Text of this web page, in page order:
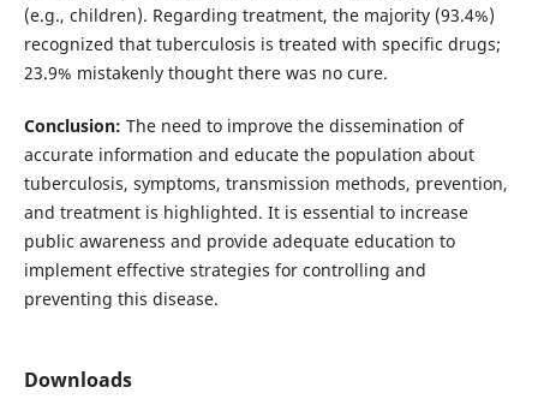
(e.g., children). Regarding treatment, the majority (93.4%)
recognized that tuberculosis is treated with specific drugs;
23.9% mistakenly thought there was no cure.
Conclusion: The need to improve the dissemination of
accurate information and educate the population about
tuberculosis, symptoms, transmission methods, prevention,
and treatment is highlighted. It is essential to increase
public awareness and provide adequate education to
implement effective strategies for controlling and
preventing this disease.
Downloads